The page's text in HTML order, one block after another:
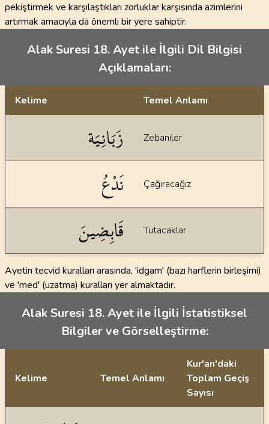
pekiştirmek ve karşılaştıkları zorluklar karşısında azimlerini
artırmak amacıyla da önemli bir yere sahiptir.
Alak Suresi 18. Ayet ile İlgili Dil Bilgisi
Açıklamaları:
Kelime Temel Anlamı
زَبَانِيَة Zebaniler
نَدْعُ Çağıracağız
قَابِضِينَ Tutacaklar
Ayetin tecvid kuralları arasında, 'idgam' (bazı harflerin birleşimi)
ve 'med' (uzatma) kuralları yer almaktadır.
Alak Suresi 18. Ayet ile İlgili İstatistiksel
Bilgiler ve Görselleştirme:
Kelime Temel Anlamı
Kur'an'daki
Toplam Geçiş
Sayısı